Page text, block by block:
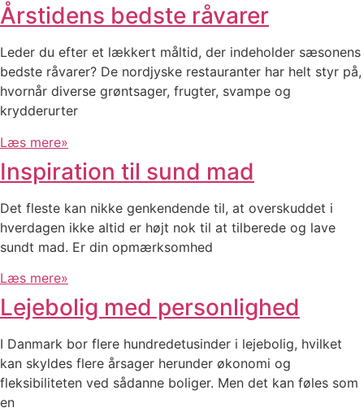
Årstidens bedste råvarer
Leder du efter et lækkert måltid, der indeholder sæsonens
bedste råvarer? De nordjyske restauranter har helt styr på,
hvornår diverse grøntsager, frugter, svampe og
krydderurter
Læs mere»
Inspiration til sund mad
Det fleste kan nikke genkendende til, at overskuddet i
hverdagen ikke altid er højt nok til at tilberede og lave
sundt mad. Er din opmærksomhed
Læs mere»
Lejebolig med personlighed
I Danmark bor flere hundredetusinder i lejebolig, hvilket
kan skyldes flere årsager herunder økonomi og
fleksibiliteten ved sådanne boliger. Men det kan føles som
en